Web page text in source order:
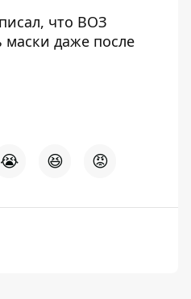
что ВОЗ
маски даже после
😭 😆 😡